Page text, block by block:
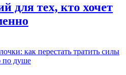
для тех, кто хочет